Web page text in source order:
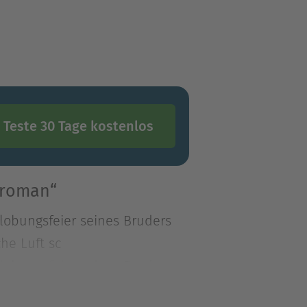
Teste 30 Tage kostenlos
seines Bruders
Luft sc
Luft schnappen, die